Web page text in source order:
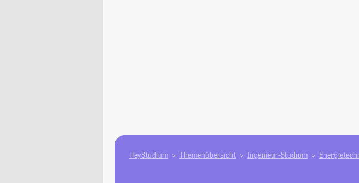
HeyStudium Themenübersicht Ingenieur-Studium